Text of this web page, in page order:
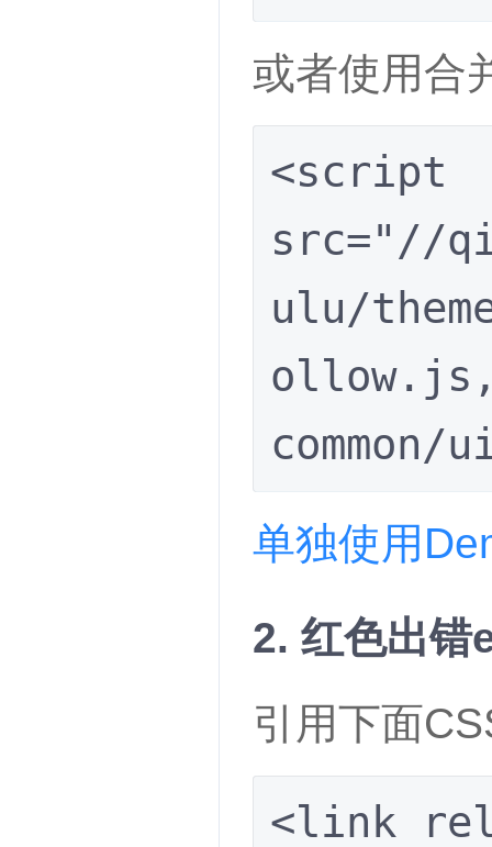
或者使用合
<script
src="//
ulu/
单独使用
2. 红色出
引用下面
<link